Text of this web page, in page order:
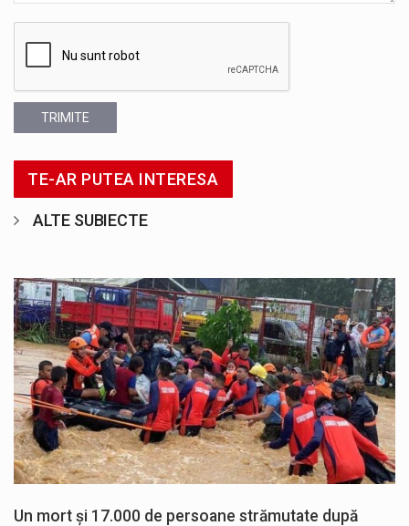
TRIMITE
TE-AR PUTEA INTERESA
ALTE SUBIECTE
Un mort și 17.000 de persoane strămutate după